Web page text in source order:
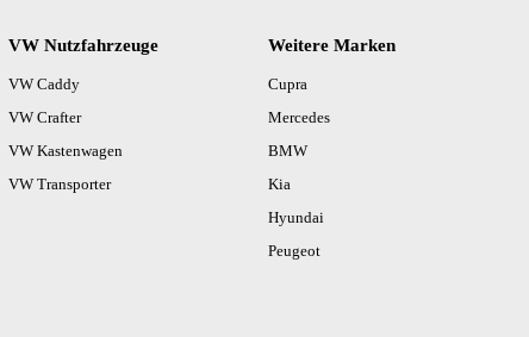
VW Nutzfahrzeuge
VW Caddy
VW Crafter
VW Kastenwagen
VW Transporter
Weitere Marken
Cupra
Mercedes
BMW
Kia
Hyundai
Peugeot